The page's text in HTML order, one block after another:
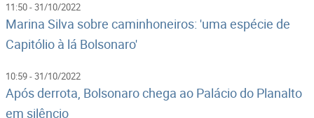
11:50 - 31/10/2022
Marina Silva sobre caminhoneiros: 'uma espécie de
Capitólio à lá Bolsonaro'
10:59 - 31/10/2022
Após derrota, Bolsonaro chega ao Palácio do Planalto
em silêncio